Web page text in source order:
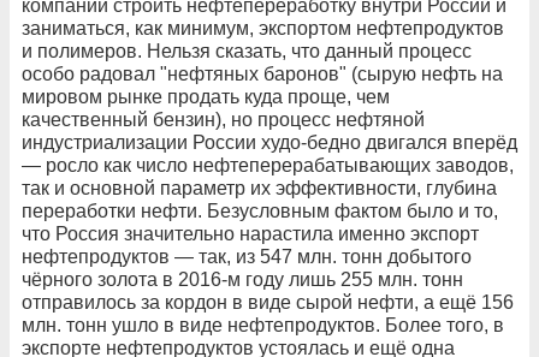
компании строить нефтепереработку внутри России и
заниматься, как минимум, экспортом нефтепродуктов
и полимеров. Нельзя сказать, что данный процесс
особо радовал "нефтяных баронов" (сырую нефть на
мировом рынке продать куда проще, чем
качественный бензин), но процесс нефтяной
индустриализации России худо-бедно двигался вперёд
— росло как число нефтеперерабатывающих заводов,
так и основной параметр их эффективности, глубина
переработки нефти. Безусловным фактом было и то,
что Россия значительно нарастила именно экспорт
нефтепродуктов — так, из 547 млн. тонн добытого
чёрного золота в 2016-м году лишь 255 млн. тонн
отправилось за кордон в виде сырой нефти, а ещё 156
млн. тонн ушло в виде нефтепродуктов. Более того, в
экспорте нефтепродуктов устоялась и ещё одна